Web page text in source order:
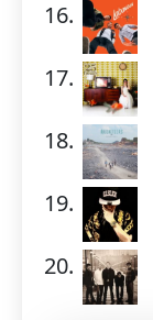
16.
17.
18.
19.
20.